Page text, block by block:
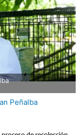
Peñalba